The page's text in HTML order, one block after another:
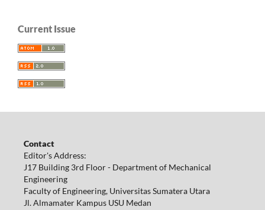
Current Issue
Contact
Editor's Address:
J17 Building 3rd Floor - Department of Mechanical
Engineering
Faculty of Engineering, Universitas Sumatera Utara
Jl. Almamater Kampus USU Medan